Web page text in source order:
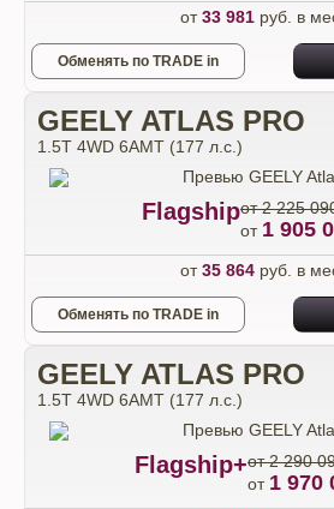
от33 981руб. в
Обменять по TRADE in
GEELY ATLAS PRO
1.5T 4WD 6AMT (177 л.с.)
Flagshipот 2 225
от 1 905
от35 864руб. в
Обменять по TRADE in
GEELY ATLAS PRO
1.5T 4WD 6AMT (177 л.с.)
Flagship+от 2 290
от 1 970